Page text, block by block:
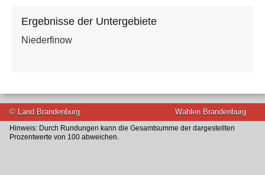
Ergebnisse der Untergebiete
Niederfinow
© Land Brandenburg Wahlen Brandenburg
Hinweis: Durch Rundungen kann die Gesamtsumme der dargestellten
Prozentwerte von 100 abweichen.